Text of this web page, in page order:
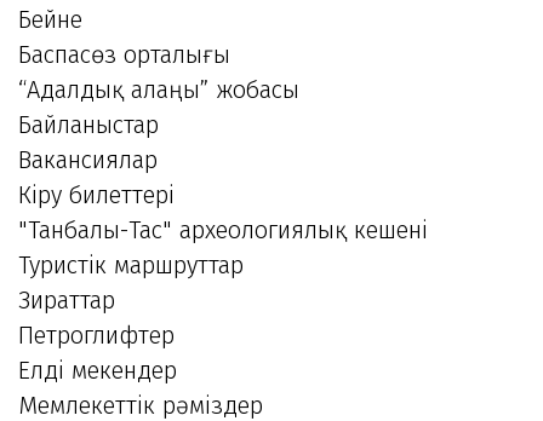
Бейне
Баспасөз орталығы
“Адалдық алаңы” жобасы
Байланыстар
Вакансиялар
Кіру билеттері
"Танбалы-Тас" археологиялық кешені
Туристік маршруттар
Зираттар
Петроглифтер
Елді мекендер
Мемлекеттік рәміздер